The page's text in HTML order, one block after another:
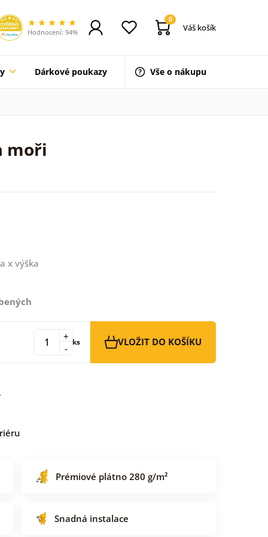
Hodnocení: 94%
0
Váš košík
Dárkové poukazy Vše o nákupu
moři
x výška
-
+ ks VLOŽIT DO KOŠÍKU
Prémiové plátno 280 g/m²
Snadná instalace